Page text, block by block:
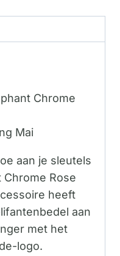
Chrome
Mai
aan je sleutels
Chrome Rose
heeft
aan
met het
logo.